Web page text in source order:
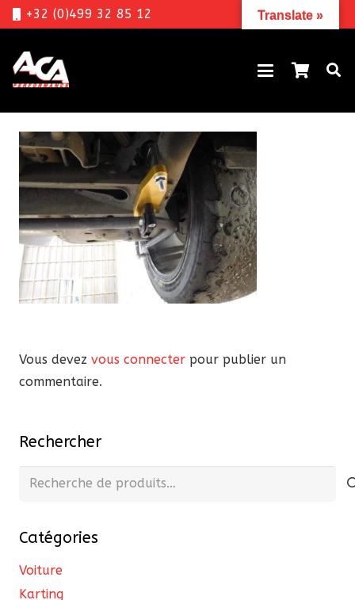
+32 (0)499 32 85 12
Vous devez vous connecter pour publier un
commentaire.
Rechercher
Recherche
Catégories
Voiture
Karting
Translate »